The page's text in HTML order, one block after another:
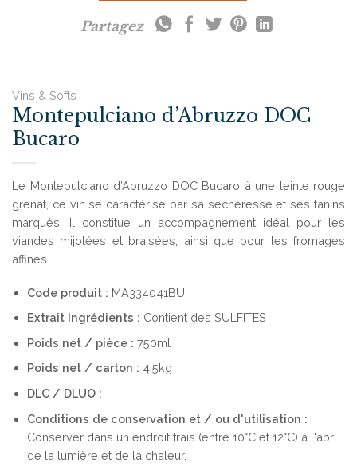
Partagez
Vins & Softs
Montepulciano d’Abruzzo DOC
Bucaro
Le Montepulciano d’Abruzzo DOC Bucaro à une teinte rouge
grenat, ce vin se caractérise par sa sécheresse et ses tanins
marqués. Il constitue un accompagnement idéal pour les
viandes mijotées et braisées, ainsi que pour les fromages
affinés.
Code produit : MA334041BU
Extrait Ingrédients : Contient des SULFITES
Poids net / pièce : 750ml
Poids net / carton : 4.5kg
DLC / DLUO :
Conditions de conservation et / ou d'utilisation :
Conserver dans un endroit frais (entre 10°C et 12°C) à l'abri
de la lumière et de la chaleur.